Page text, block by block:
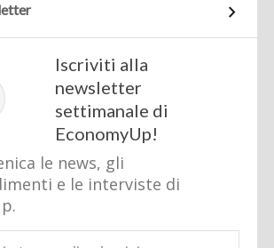
Iscriviti alla
newsletter
settimanale di
EconomyUp!
le news, gli
e le interviste di